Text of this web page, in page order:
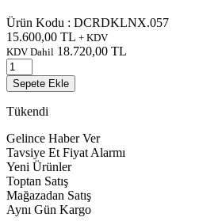
Ürün Kodu : DCRDKLNX.057
15.600,00 TL + KDV
KDV Dahil 18.720,00 TL
Sepete Ekle
Tükendi
Gelince Haber Ver
Tavsiye Et Fiyat Alarmı
Yeni Ürünler
Toptan Satış
Mağazadan Satış
Aynı Gün Kargo